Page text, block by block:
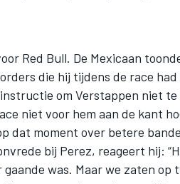
Red Bull. De Mexicaan
die hij tijdens de race
om Verstappen niet te
niet voor hem aan de kant
dat moment over betere
bij Perez, reageert hij:
was. Maar we zaten op